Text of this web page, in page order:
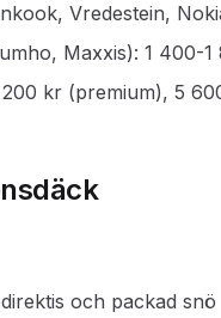
Vredestein,
Maxxis): 1 400-
200 kr (premium), 5
och packad snö